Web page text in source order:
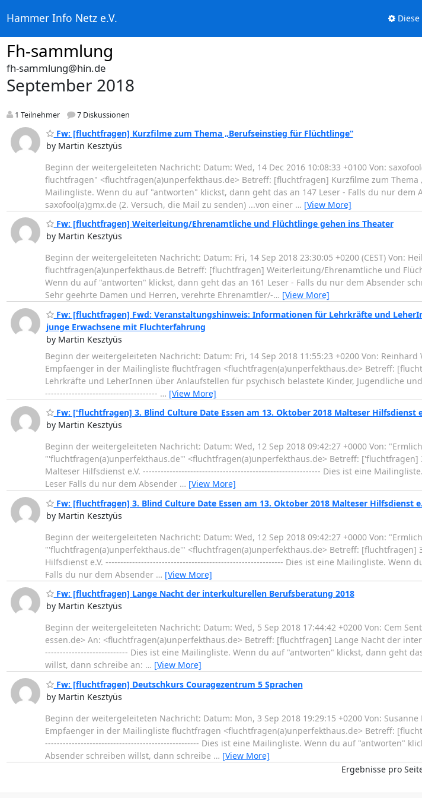
Hammer Info Netz e.V. Diese
Fh-sammlung
fh-sammlung@hin.de
September 2018
1 Teilnehmer 7 Diskussionen
Fw: [fluchtfragen] Kurzfilme zum Thema „Berufseinstieg für Flüchtlinge“
by Martin Kesztyüs
Beginn der weitergeleiteten Nachricht: Datum: Wed, 14 Dec 2016 10:08:33 +0100 Von:
fluchtfragen" <fluchtfragen(a)unperfekthaus.de> Betreff: [fluchtfragen] Kurzfilme zum Thema
Mailingliste. Wenn du auf "antworten" klickst, dann geht das an 147 Leser - Falls du nur
saxofool(a)gmx.de (2. Versuch, die Mail zu senden) ...von einer … [View More]
Fw: [fluchtfragen] Weiterleitung/Ehrenamtliche und Flüchtlinge gehen ins Theater
by Martin Kesztyüs
Beginn der weitergeleiteten Nachricht: Datum: Fri, 14 Sep 2018 23:30:05 +0200 (CEST) Von:
fluchtfragen(a)unperfekthaus.de Betreff: [fluchtfragen] Weiterleitung/Ehrenamtliche und
Wenn du auf "antworten" klickst, dann geht das an 161 Leser - Falls du nur dem Absender
Sehr geehrte Damen und Herren, verehrte Ehrenamtler/-… [View More]
Fw: [fluchtfragen] Fwd: Veranstaltungshinweis: Informationen für Lehrkräfte und
junge Erwachsene mit Fluchterfahrung
by Martin Kesztyüs
Beginn der weitergeleiteten Nachricht: Datum: Fri, 14 Sep 2018 11:55:23 +0200 Von:
Empfaenger in der Mailingliste fluchtfragen <fluchtfragen(a)unperfekthaus.de> Betreff:
Lehrkräfte und LeherInnen über Anlaufstellen für psychisch belastete Kinder, Jugendliche
-------------------------------------- … [View More]
Fw: ['fluchtfragen] 3. Blind Culture Date Essen am 13. Oktober 2018 Malteser Hilfsdienst
by Martin Kesztyüs
Beginn der weitergeleiteten Nachricht: Datum: Wed, 12 Sep 2018 09:42:27 +0000 Von:
"'fluchtfragen(a)unperfekthaus.de'" <fluchtfragen(a)unperfekthaus.de> Betreff: ['fluchtfragen]
Malteser Hilfsdienst e.V. ------------------------------------------------------------ Dies ist eine
Leser Falls du nur dem Absender … [View More]
Fw: [fluchtfragen] 3. Blind Culture Date Essen am 13. Oktober 2018 Malteser Hilfsdienst
by Martin Kesztyüs
Beginn der weitergeleiteten Nachricht: Datum: Wed, 12 Sep 2018 09:42:27 +0000 Von:
"'fluchtfragen(a)unperfekthaus.de'" <fluchtfragen(a)unperfekthaus.de> Betreff: [fluchtfragen]
Hilfsdienst e.V. ------------------------------------------------------------ Dies ist eine Mailingliste. Wenn
Falls du nur dem Absender … [View More]
Fw: [fluchtfragen] Lange Nacht der interkulturellen Berufsberatung 2018
by Martin Kesztyüs
Beginn der weitergeleiteten Nachricht: Datum: Wed, 5 Sep 2018 17:44:42 +0200 Von: Cem
essen.de> An: <fluchtfragen(a)unperfekthaus.de> Betreff: [fluchtfragen] Lange Nacht der
---------------------------- Dies ist eine Mailingliste. Wenn du auf "antworten" klickst, dann geht
willst, dann schreibe an: … [View More]
Fw: [fluchtfragen] Deutschkurs Couragezentrum 5 Sprachen
by Martin Kesztyüs
Beginn der weitergeleiteten Nachricht: Datum: Mon, 3 Sep 2018 19:29:15 +0200 Von:
Empfaenger in der Mailingliste fluchtfragen <fluchtfragen(a)unperfekthaus.de> Betreff:
---------------------------------------------------- Dies ist eine Mailingliste. Wenn du auf "antworten"
Absender schreiben willst, dann schreibe … [View More]
Ergebnisse pro